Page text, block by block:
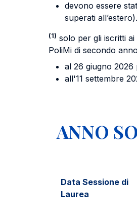
devono essere
superati all’estero).
(1) solo per gli iscritti ai
PoliMi di secondo
al 26 giugno
all'11 settembre
ANNO
Data Sessione di
Laurea